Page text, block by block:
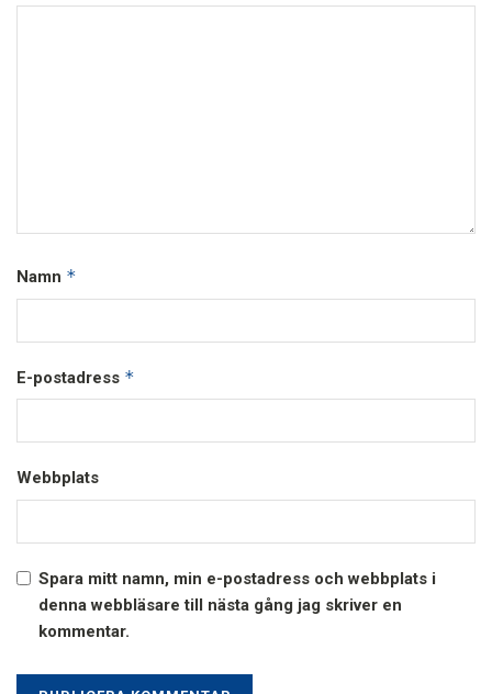
Namn *
E-postadress *
Webbplats
Spara mitt namn, min e-postadress och webbplats i
denna webbläsare till nästa gång jag skriver en
kommentar.